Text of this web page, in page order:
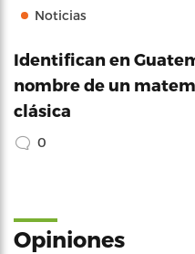
Noticias
Identifican en
nombre de un
clásica
0
Opiniones